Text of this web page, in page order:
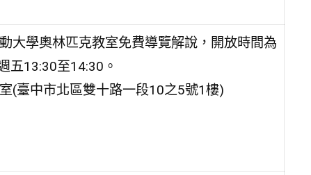
大學奧林匹克教室免費導覽解說，開放時間為
五13:30至14:30。
(臺中市北區雙十路一段10之5號1樓)